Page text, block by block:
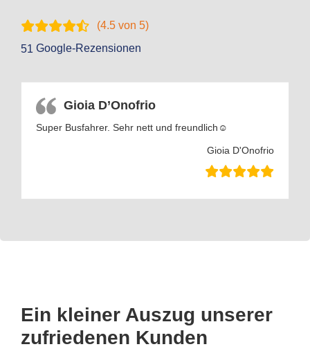
(4.5 von 5)
51 Google-Rezensionen
Gioia D’Onofrio
Super Busfahrer. Sehr nett und freundlich☺️
Gioia D'Onofrio
Ein kleiner Auszug unserer
zufriedenen Kunden